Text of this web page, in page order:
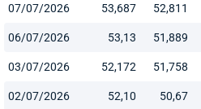
07/07/2026 53,687 52,811
06/07/2026 53,13 51,889
03/07/2026 52,172 51,758
02/07/2026 52,10 50,67